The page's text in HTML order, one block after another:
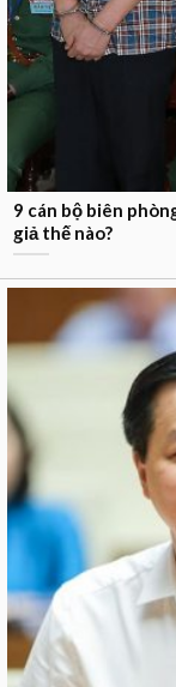
9 cán bộ biên
giả thế nào?